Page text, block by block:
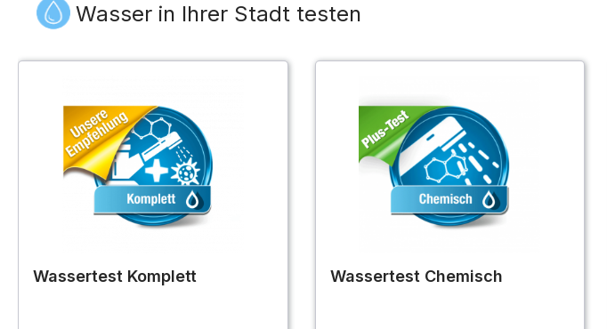
Wasser in Ihrer Stadt testen
Wassertest Komplett Wassertest Chemisch